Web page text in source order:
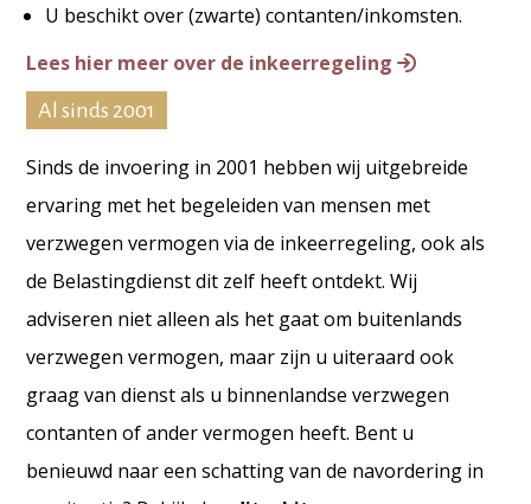
U beschikt over (zwarte) contanten/inkomsten.
Lees hier meer over de inkeerregeling
Al sinds 2001
Sinds de invoering in 2001 hebben wij uitgebreide
ervaring met het begeleiden van mensen met
verzwegen vermogen via de inkeerregeling, ook als
de Belastingdienst dit zelf heeft ontdekt. Wij
adviseren niet alleen als het gaat om buitenlands
verzwegen vermogen, maar zijn u uiteraard ook
graag van dienst als u binnenlandse verzwegen
contanten of ander vermogen heeft. Bent u
benieuwd naar een schatting van de navordering in